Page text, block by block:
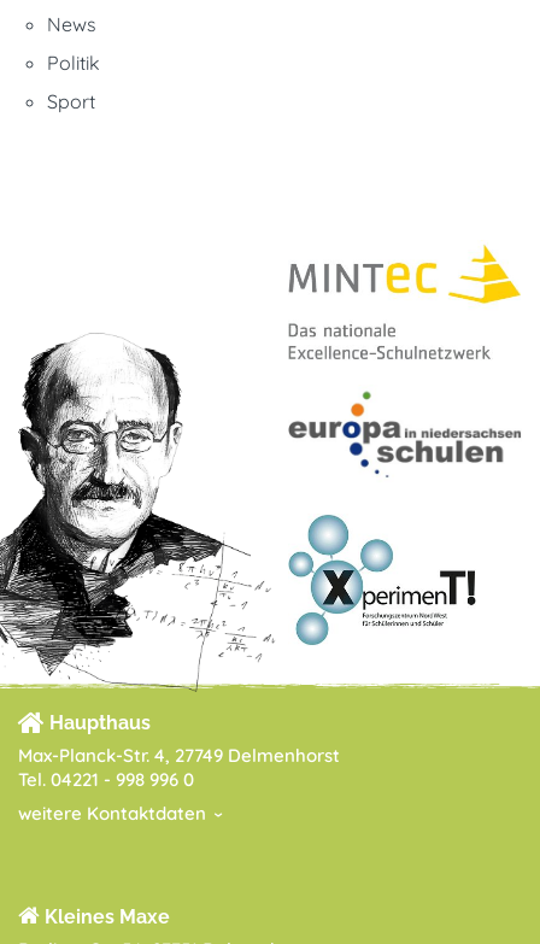
News
Politik
Sport
Haupthaus
Max-Planck-Str. 4, 27749 Delmenhorst
Tel. 04221 - 998 996 0
weitere Kontaktdaten
Kleines Maxe